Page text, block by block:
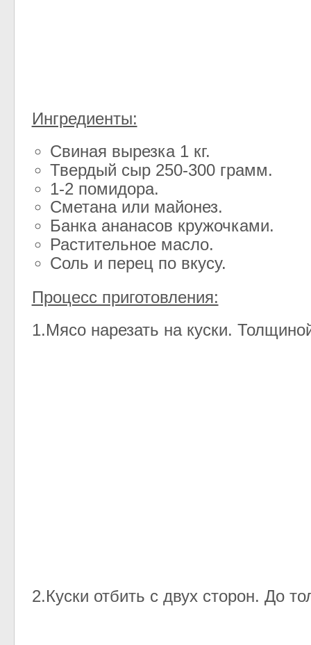
Ингредиенты:
Свиная вырезка 1 кг.
Твердый сыр 250-300 грамм.
1-2 помидора.
Сметана или майонез.
Банка ананасов кружочками.
Растительное масло.
Соль и перец по вкусу.
Процесс приготовления:
1.Мясо нарезать на куски.
2.Куски отбить с двух сторон. До